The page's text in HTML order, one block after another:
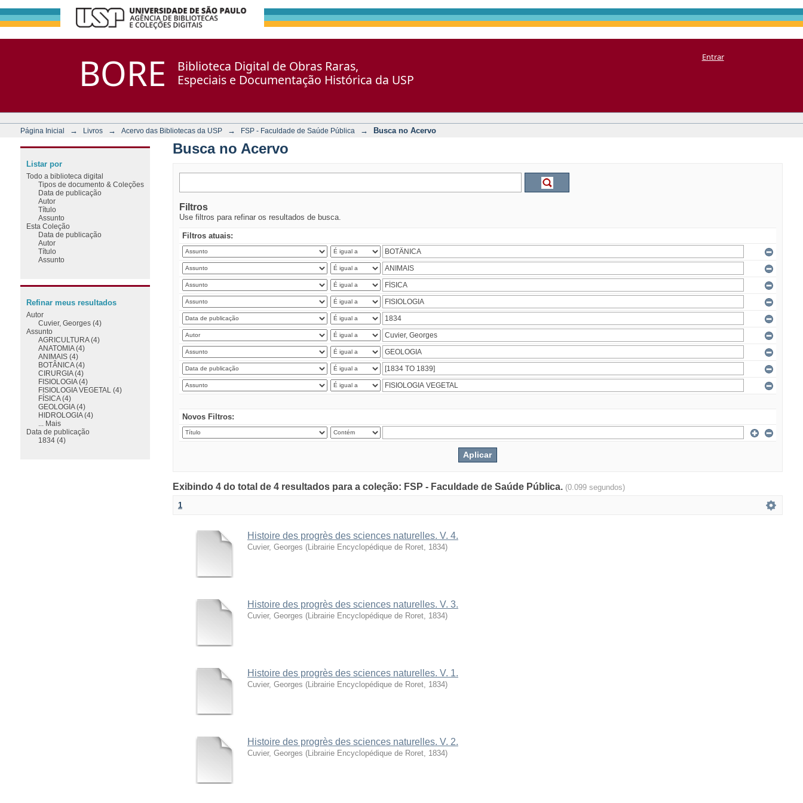
BORE
Biblioteca Digital de Obras Raras,
Especiais e Documentação Histórica da USP
Entrar
Página Inicial → Livros → Acervo das Bibliotecas da USP → FSP - Faculdade de Saúde Pública → Busca no Acervo
Busca no Acervo
Filtros
Use filtros para refinar os resultados de busca.
Filtros atuais:
Novos Filtros:
Exibindo 4 do total de 4 resultados para a coleção: FSP - Faculdade de Saúde Pública. (0.099 segundos)
1
Histoire des progrès des sciences naturelles. V. 4.
Cuvier, Georges (Librairie Encyclopédique de Roret, 1834)
Histoire des progrès des sciences naturelles. V. 3.
Cuvier, Georges (Librairie Encyclopédique de Roret, 1834)
Histoire des progrès des sciences naturelles. V. 1.
Cuvier, Georges (Librairie Encyclopédique de Roret, 1834)
Histoire des progrès des sciences naturelles. V. 2.
Cuvier, Georges (Librairie Encyclopédique de Roret, 1834)
Listar por
Todo a biblioteca digital
Tipos de documento & Coleções
Data de publicação
Autor
Título
Assunto
Esta Coleção
Data de publicação
Autor
Título
Assunto
Refinar meus resultados
Autor
Cuvier, Georges (4)
Assunto
AGRICULTURA (4)
ANATOMIA (4)
ANIMAIS (4)
BOTÂNICA (4)
CIRURGIA (4)
FISIOLOGIA (4)
FISIOLOGIA VEGETAL (4)
FÍSICA (4)
GEOLOGIA (4)
HIDROLOGIA (4)
... Mais
Data de publicação
1834 (4)